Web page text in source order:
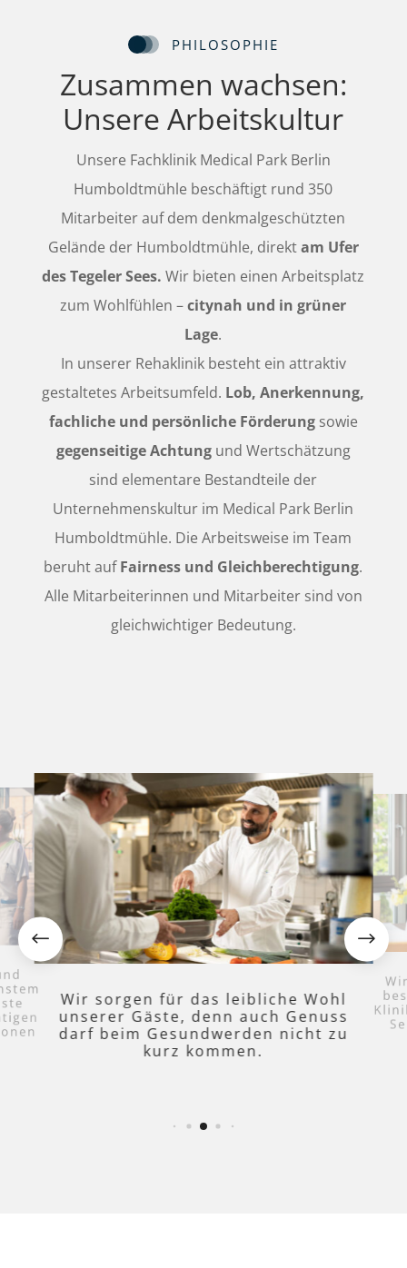
PHILOSOPHIE
Zusammen wachsen:
Unsere Arbeitskultur
Unsere Fachklinik Medical Park Berlin
Humboldtmühle beschäftigt rund 350
Mitarbeiter auf dem denkmalgeschützten
Gelände der Humboldtmühle, direktam Ufer
des Tegeler Sees. Wir bieten einen Arbeitsplatz
zum Wohlfühlen –citynah und in grüner
Lage.
In unserer Rehaklinik besteht ein attraktiv
gestaltetes Arbeitsumfeld. Lob, Anerkennung,
fachliche und persönliche Förderungsowie
gegenseitige Achtungund Wertschätzung
sind elementare Bestandteile der
Unternehmenskultur im Medical Park Berlin
Humboldtmühle. Die Arbeitsweise im Team
beruht aufFairness und Gleichberechtigung.
Alle Mitarbeiterinnen und Mitarbeiter sind von
gleichwichtiger Bedeutung.
zu
Wir unterstützen durch den
besonderen Charme unserer
Kliniken und dem erstklassigen
Service unsere Gäste beim
Gesundwerden.
und
# $